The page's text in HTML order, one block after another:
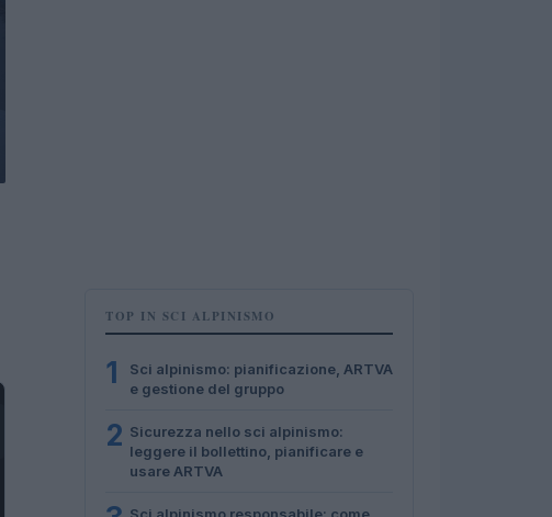
TOP IN SCI ALPINISMO
1
Sci alpinismo: pianificazione, ARTVA
e gestione del gruppo
2 Sicurezza nello sci alpinismo:
leggere il bollettino, pianificare e
usare ARTVA